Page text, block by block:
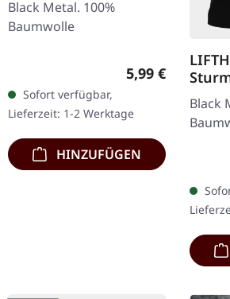
Black Metal. 100%
Baumwolle
Regulärer
5,99 €
Sofort verfügbar,
Lieferzeit: 1-2 Werktage
HINZUFÜGEN
Black